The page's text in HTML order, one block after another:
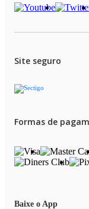
Site seguro
Formas de
Baixe o App